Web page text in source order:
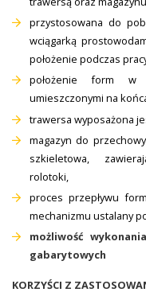
przystosowana do
wciągarką
położenie podczas
położenie form w
umieszczonymi na
trawersa wyposażona
magazyn do
szkieletowa,
rolotoki,
proces przepływu
mechanizmu ustalany
możliwość
gabarytowych
KORZYŚCI Z